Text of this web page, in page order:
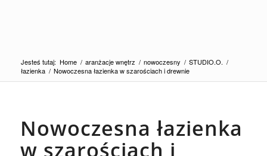
Jesteś tutaj: Home / aranżacje wnętrz / nowoczesny / STUDIO.O. /
łazienka / Nowoczesna łazienka w szarościach i drewnie
Nowoczesna łazienka
w szarościach i